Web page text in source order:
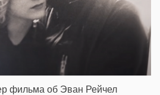
фильма об Эван Рейчел